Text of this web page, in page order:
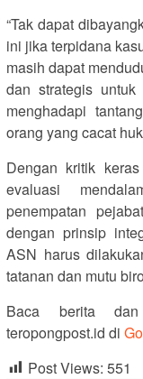
“Tak dapat
ini jika terpidana
masih dapat
dan strategis
menghadapi
orang yang cacat
Dengan kritik
evaluasi
penempatan
dengan prinsip
ASN harus
tatanan dan mutu
Baca berita
teropongpost.id di
Post Views: 551